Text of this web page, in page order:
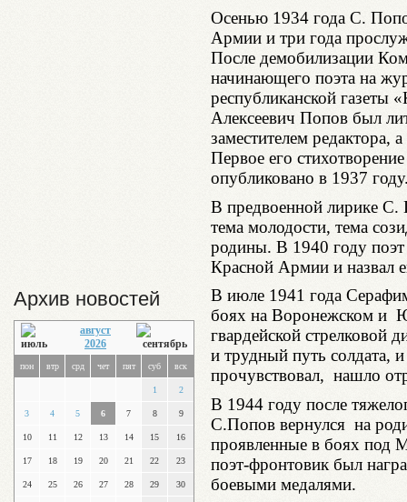
Архив новостей
август
2026
пон втр срд чет пят суб вск
1 2
3 4 5 6 7 8 9
10 11 12 13 14 15 16
17 18 19 20 21 22 23
24 25 26 27 28 29 30
Осенью 1934 года С.
Армии и три года
После демобилизации
начинающего поэта на
республиканской газеты
Алексеевич Попов был
заместителем редактора,
Первое его
опубликовано в 1937
В предвоенной лирике С.
тема молодости, тема
родины. В 1940 году
Красной Армии и назвал
В июле 1941 года
боях на Воронежском и
гвардейской
и трудный путь солдата,
прочувствовал, нашло
В 1944 году после
С.Попов вернулся на
проявленные в боях под
поэт-фронтовик был
боевыми медалями.